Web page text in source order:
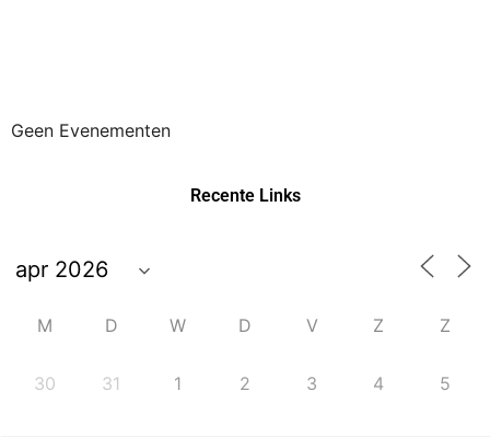
Geen Evenementen
Recente Links
M D W D V Z Z
30 31 1 2 3 4 5